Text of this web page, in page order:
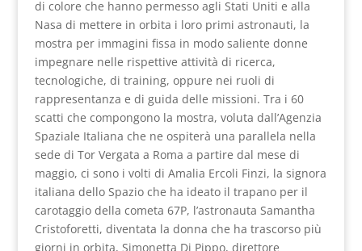
di colore che hanno permesso agli Stati Uniti e alla
Nasa di mettere in orbita i loro primi astronauti, la
mostra per immagini fissa in modo saliente donne
impegnare nelle rispettive attività di ricerca,
tecnologiche, di training, oppure nei ruoli di
rappresentanza e di guida delle missioni. Tra i 60
scatti che compongono la mostra, voluta dall’Agenzia
Spaziale Italiana che ne ospiterà una parallela nella
sede di Tor Vergata a Roma a partire dal mese di
maggio, ci sono i volti di Amalia Ercoli Finzi, la signora
italiana dello Spazio che ha ideato il trapano per il
carotaggio della cometa 67P, l’astronauta Samantha
Cristoforetti, diventata la donna che ha trascorso più
giorni in orbita, Simonetta Di Pippo, direttore